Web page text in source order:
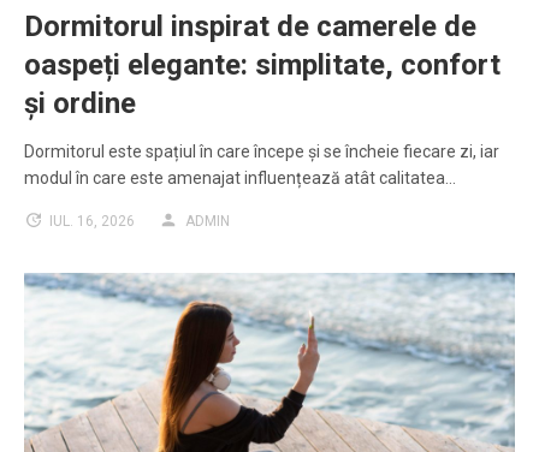
Dormitorul inspirat de camerele de
oaspeți elegante: simplitate, confort
și ordine
Dormitorul este spațiul în care începe și se încheie fiecare zi, iar
modul în care este amenajat influențează atât calitatea…
IUL. 16, 2026 ADMIN